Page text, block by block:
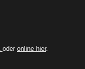
oder online hier.